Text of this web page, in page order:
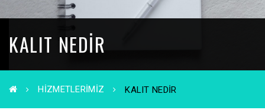
KALIT NEDIR
HIZMETLERIMIZ KALIT NEDIR